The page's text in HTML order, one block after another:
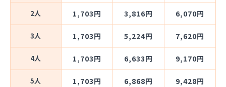
2人 1,703円 3,816円 6,070円
3人 1,703円 5,224円 7,620円
4人 1,703円 6,633円 9,170円
5人 1,703円 6,868円 9,428円